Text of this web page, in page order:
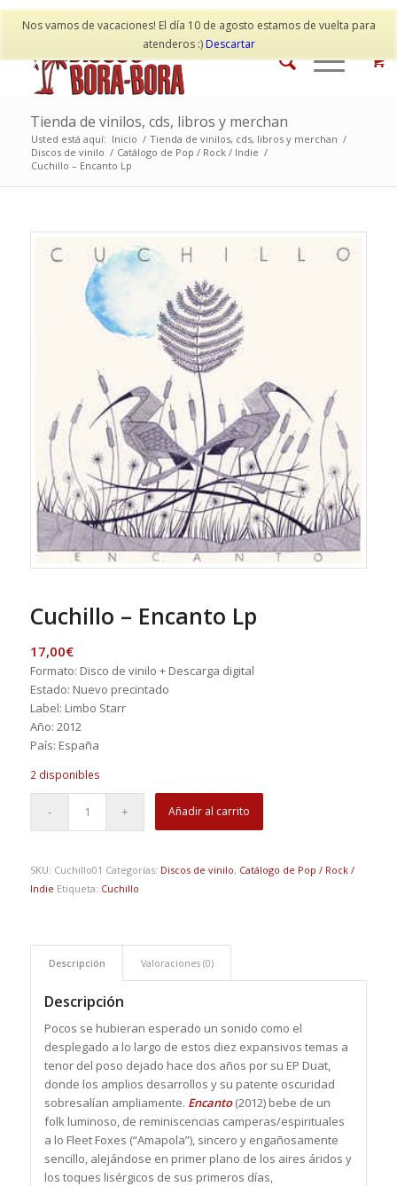
Nos vamos de vacaciones! El día 10 de agosto estamos de vuelta para
atenderos :)Descartar
Mi cuenta Contacto
Tienda de vinilos, cds, libros y merchan
Usted está aquí: Inicio / Tienda de vinilos, cds, libros y merchan /
Discos de vinilo / Catálogo de Pop / Rock / Indie /
Cuchillo – Encanto Lp
Cuchillo – Encanto Lp
17,00€
Formato: Disco de vinilo + Descarga digital
Estado: Nuevo precintado
Label: Limbo Starr
Año: 2012
País: España
2 disponibles
Añadir al carrito
SKU: Cuchillo01 Categorías: Discos de vinilo, Catálogo de Pop / Rock /
Indie Etiqueta: Cuchillo
Descripción Valoraciones (0)
Descripción
Pocos se hubieran esperado un sonido como el
desplegado a lo largo de estos diez expansivos temas a
tenor del poso dejado hace dos años por su EP Duat,
donde los amplios desarrollos y su patente oscuridad
sobresalían ampliamente. Encanto(2012) bebe de un
folk luminoso, de reminiscencias camperas/espirituales
a lo Fleet Foxes (“Amapola”), sincero y engañosamente
sencillo, alejándose en primer plano de los aires áridos y
los toques lisérgicos de sus primeros días,